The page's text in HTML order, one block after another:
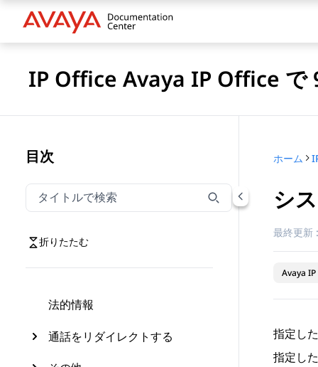
IP Office Avaya IP Office で
目次
タイトルでナビゲーションをフィルター
タイトルでナビゲーション項目を絞り込むには入力し
折りたたむ
法的情報
通話をリダイレクトする
ホーム
シ
最終更新 :
Avaya
指定し
指定し